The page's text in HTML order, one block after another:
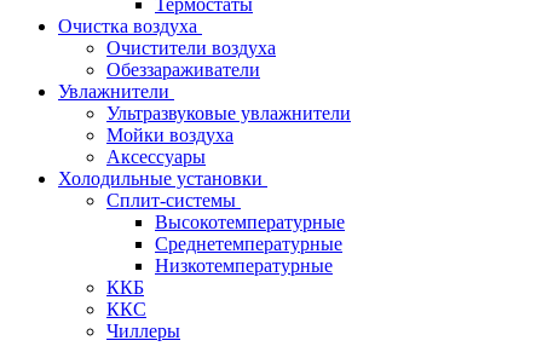
Термостаты
Очистка воздуха
Очистители воздуха
Обеззараживатели
Увлажнители
Ультразвуковые увлажнители
Мойки воздуха
Аксессуары
Холодильные установки
Сплит-системы
Высокотемпературные
Среднетемпературные
Низкотемпературные
ККБ
ККС
Чиллеры